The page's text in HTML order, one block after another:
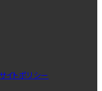
サイトポリシー